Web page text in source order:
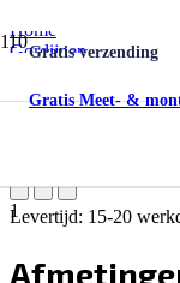
Gratis verzending
Gratis Meet- &
Home
Gordijnen
Inbetween Canvas
Levertijd: 15-20
1